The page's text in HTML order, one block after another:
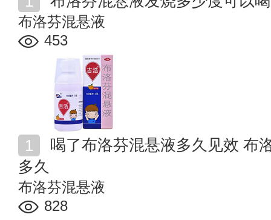
布洛芬混悬液
453
多久
布洛芬混悬液
828